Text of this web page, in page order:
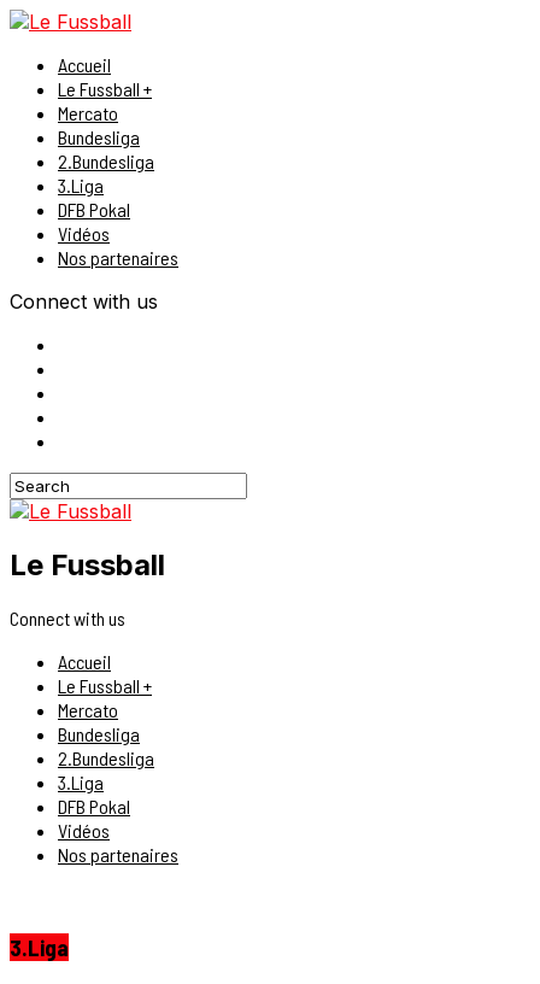
Accueil
Le Fussball +
Mercato
Bundesliga
2.Bundesliga
3.Liga
DFB Pokal
Vidéos
Nos partenaires
Connect with us
Le Fussball
Connect with us
Accueil
Le Fussball +
Mercato
Bundesliga
2.Bundesliga
3.Liga
DFB Pokal
Vidéos
Nos partenaires
3.Liga